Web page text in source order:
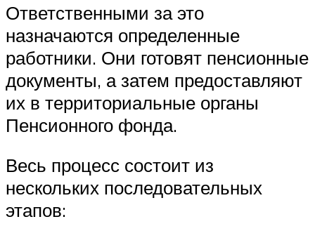
Ответственными за это
назначаются определенные
работники. Они готовят пенсионные
документы, а затем предоставляют
их в территориальные органы
Пенсионного фонда.
Весь процесс состоит из
нескольких последовательных
этапов: